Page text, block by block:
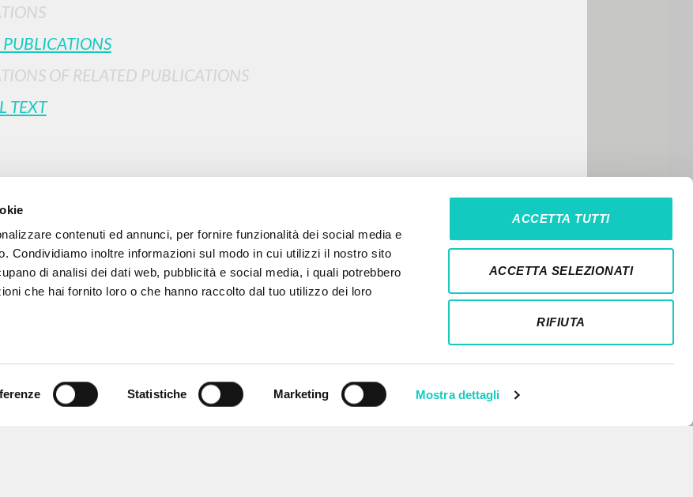
contenuti ed annunci, per fornire funzionalità dei social media e
Condividiamo inoltre informazioni sul modo in cui utilizzi il nostro sito
di analisi dei dati web, pubblicità e social media, i quali potrebbero
che hai fornito loro o che hanno raccolto dal tuo utilizzo dei loro
Statistiche Marketing Mostra dettagli
ACCETTA TUTTI
ACCETTA SELEZIONATI
RIFIUTA
PUBLICATIONS
OF RELATED PUBLICATIONS
TEXT
LANGUAGE NEWSLETTER